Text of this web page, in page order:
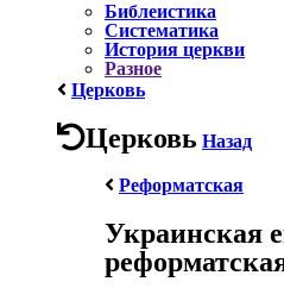
Библеистика
Систематика
История церкви
Разное
Церковь
Церковь Назад
Реформатская
Украинская